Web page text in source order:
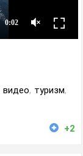
видео, туризм,
+2